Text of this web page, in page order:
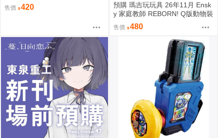
售價 420
預購 瑪吉玩玩具 26年11月 Ensk
y 家庭教師 REBORN! Q版動物裝
珠鍊布偶吊飾 娃娃 5款分售 0814
售價 480